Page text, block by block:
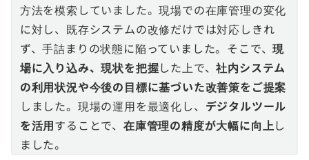
方法を模索していました。現場での在庫管理の変化
に対し、既存システムの改修だけでは対応しきれ
ず、手詰まりの状態に陥っていました。そこで、現
場に入り込み、現状を把握した上で、社内システム
の利用状況や今後の目標に基づいた改善策をご提案
しました。現場の運用を最適化し、 デジタルツール
を活用することで、 在庫管理の精度が大幅に向上し
ました。